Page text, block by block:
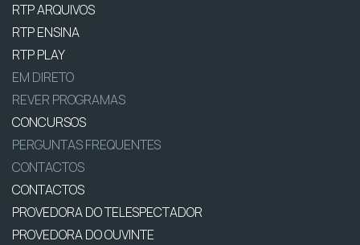
RTP ARQUIVOS
RTP ENSINA
RTP PLAY
EM DIRETO
REVER PROGRAMAS
CONCURSOS
PERGUNTAS FREQUENTES
CONTACTOS
CONTACTOS
PROVEDORA DO TELESPECTADOR
PROVEDORA DO OUVINTE